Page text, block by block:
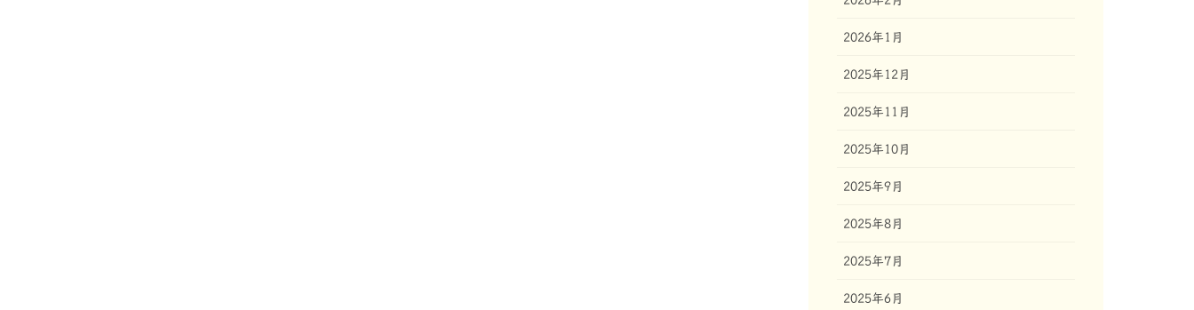
2026年1月
2025年12月
2025年11月
2025年10月
2025年9月
2025年8月
2025年7月
2025年6月